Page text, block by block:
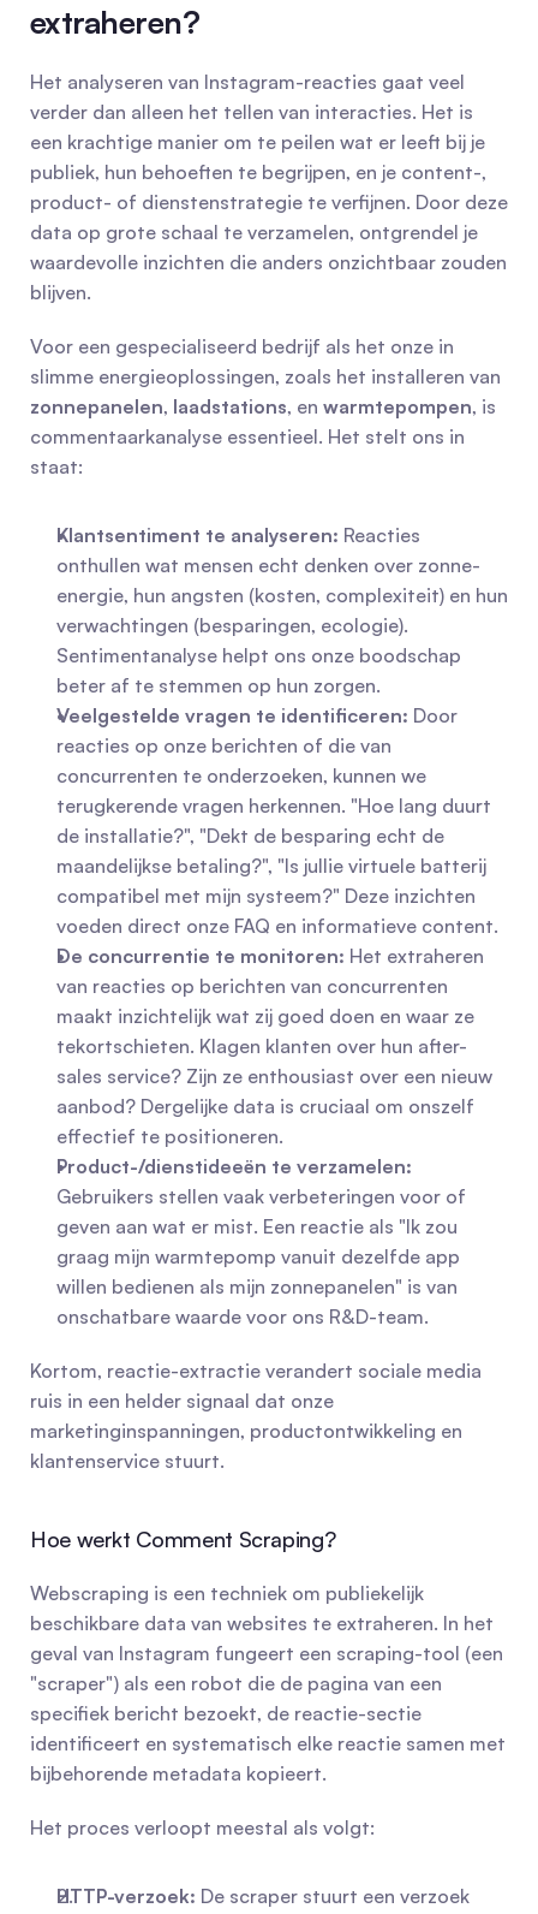
extraheren?
Het analyseren van Instagram-reacties gaat veel
verder dan alleen het tellen van interacties. Het is
een krachtige manier om te peilen wat er leeft bij je
publiek, hun behoeften te begrijpen, en je content-,
product- of dienstenstrategie te verfijnen. Door deze
data op grote schaal te verzamelen, ontgrendel je
waardevolle inzichten die anders onzichtbaar zouden
blijven.
Voor een gespecialiseerd bedrijf als het onze in
zonnepanelen, laadstations, en warmtepompen, is
commentaarkanalyse essentieel. Het stelt ons in
staat:
Klantsentiment te analyseren: Reacties
onthullen wat mensen echt denken over zonne-
energie, hun angsten (kosten, complexiteit) en hun
verwachtingen (besparingen, ecologie).
Sentimentanalyse helpt ons onze boodschap
beter af te stemmen op hun zorgen.
Veelgestelde vragen te identificeren: Door
reacties op onze berichten of die van
concurrenten te onderzoeken, kunnen we
terugkerende vragen herkennen. "Hoe lang duurt
de installatie?", "Dekt de besparing echt de
maandelijkse betaling?", "Is jullie virtuele batterij
compatibel met mijn systeem?" Deze inzichten
voeden direct onze FAQ en informatieve content.
De concurrentie te monitoren: Het extraheren
van reacties op berichten van concurrenten
maakt inzichtelijk wat zij goed doen en waar ze
tekortschieten. Klagen klanten over hun after-
sales service? Zijn ze enthousiast over een nieuw
aanbod? Dergelijke data is cruciaal om onszelf
effectief te positioneren.
Product-/dienstideeën te verzamelen:
Gebruikers stellen vaak verbeteringen voor of
geven aan wat er mist. Een reactie als "Ik zou
graag mijn warmtepomp vanuit dezelfde app
willen bedienen als mijn zonnepanelen" is van
onschatbare waarde voor ons R&D-team.
Kortom, reactie-extractie verandert sociale media
ruis in een helder signaal dat onze
marketinginspanningen, productontwikkeling en
klantenservice stuurt.
Hoe werkt Comment Scraping?
Webscraping is een techniek om publiekelijk
beschikbare data van websites te extraheren. In het
geval van Instagram fungeert een scraping-tool (een
"scraper") als een robot die de pagina van een
specifiek bericht bezoekt, de reactie-sectie
identificeert en systematisch elke reactie samen met
bijbehorende metadata kopieert.
Het proces verloopt meestal als volgt:
HTTP-verzoek: De scraper stuurt een verzoek